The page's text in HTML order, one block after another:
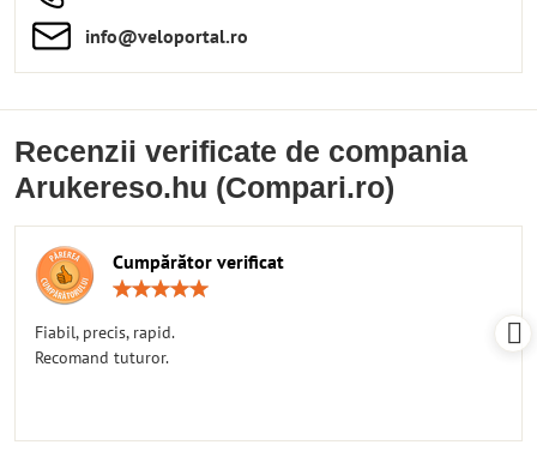
info​​@veloportal​.ro
Recenzii verificate de compania
Arukereso.hu (Compari.ro)
Cumpărător verificat
Fiabil, precis, rapid.
Recomand tuturor.